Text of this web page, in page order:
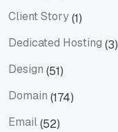
Client Story(1)
Dedicated Hosting (3)
Design (51)
Domain (174)
Email(52)